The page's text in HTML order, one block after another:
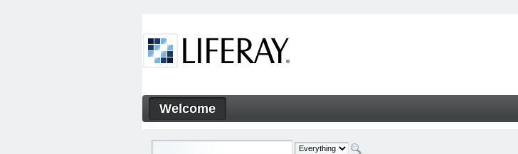
Cac bien chung thuong gap cua dinh bao quy dau - Welcome
Navigation
Welcome